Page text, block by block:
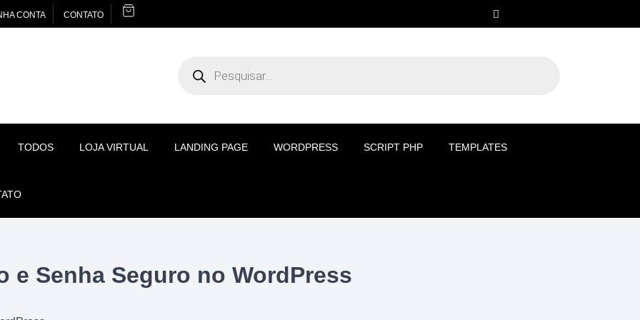
CONTA CONTATO
produtos
TODOS LOJA VIRTUAL LANDING PAGE WORDPRESS SCRIPT PHP TEMPLATES
e Senha Seguro no WordPress